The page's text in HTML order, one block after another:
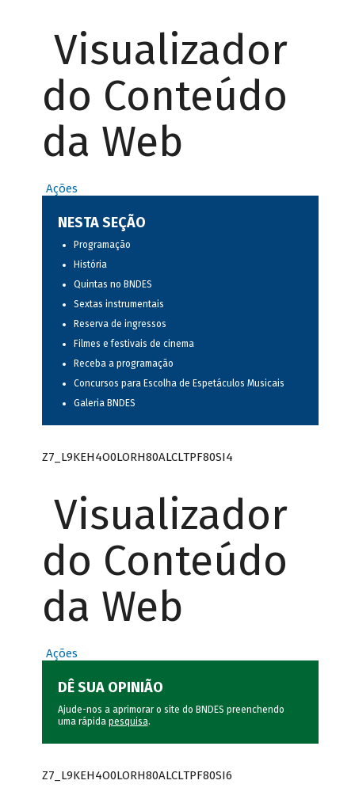
Visualizador
do Conteúdo
da Web
Ações
NESTA SEÇÃO
Programação
História
Quintas no BNDES
Sextas instrumentais
Reserva de ingressos
Filmes e festivais de cinema
Receba a programação
Concursos para Escolha de Espetáculos Musicais
Galeria BNDES
Z7_L9KEH4O0LORH80ALCLTPF80SI4
Visualizador
do Conteúdo
da Web
Ações
DÊ SUA OPINIÃO
Ajude-nos a aprimorar o site do BNDES preenchendo
uma rápida pesquisa.
Z7_L9KEH4O0LORH80ALCLTPF80SI6